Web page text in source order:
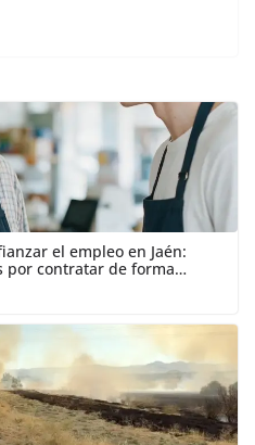
el empleo en Jaén:
por contratar de forma